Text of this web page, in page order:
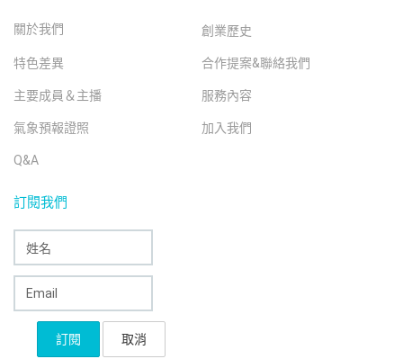
關於我們 創業歷史
特色差異 合作提案&聯絡我們
主要成員＆主播 服務內容
氣象預報證照 加入我們
Q&A
訂閱我們